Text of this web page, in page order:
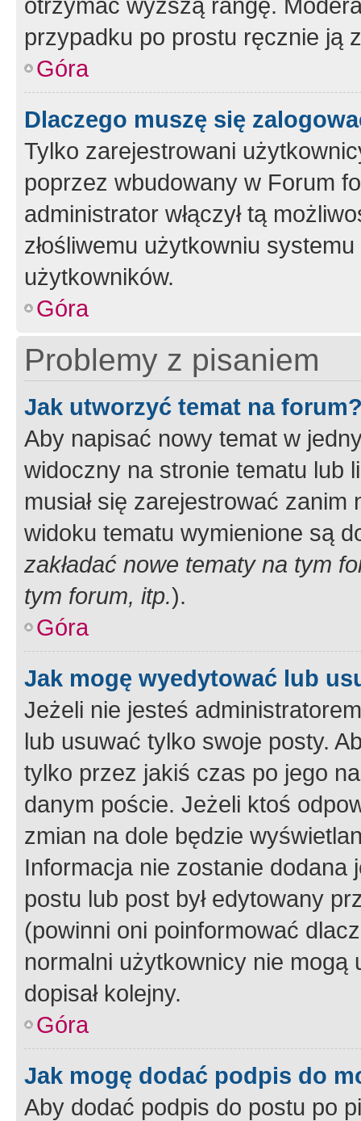
przypadku po prostu ręcznie ją
Góra
Dlaczego muszę się
Tylko zarejestrowani
poprzez wbudowany w Forum
administrator włączył tą
złośliwemu użytkowniu
użytkowników.
Góra
Problemy z pisaniem
Jak utworzyć temat na
Aby napisać nowy temat w
widoczny na stronie tematu lub
musiał się zarejestrować
widoku tematu wymienione są
zakładać nowe tematy na tym
tym forum, itp.).
Góra
Jak mogę wyedytować lub
Jeżeli nie jesteś
lub usuwać tylko swoje posty.
tylko przez jakiś czas po jego
danym poście. Jeżeli ktoś
zmian na dole będzie
Informacja nie zostanie dodana
postu lub post był edytowany
(powinni oni poinformować
normalni użytkownicy nie
dopisał kolejny.
Góra
Jak mogę dodać podpis do
Aby dodać podpis do postu po